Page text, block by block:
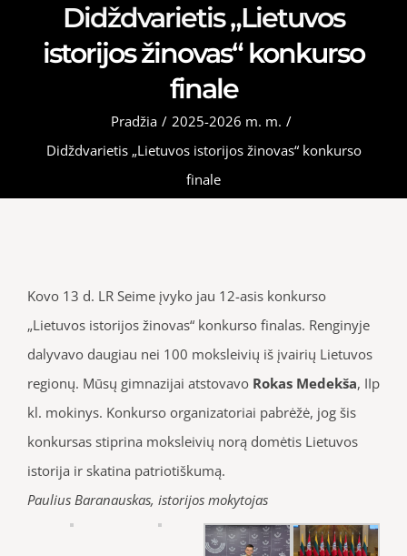
Didždvarietis „Lietuvos
istorijos žinovas“ konkurso
finale
Pradžia / 2025-2026 m. m. /
Didždvarietis „Lietuvos istorijos žinovas“ konkurso
finale
Kovo 13 d. LR Seime įvyko jau 12-asis konkurso
„Lietuvos istorijos žinovas“ konkurso finalas. Renginyje
dalyvavo daugiau nei 100 moksleivių iš įvairių Lietuvos
regionų. Mūsų gimnazijai atstovavo Rokas Medekša, IIp
kl. mokinys. Konkurso organizatoriai pabrėžė, jog šis
konkursas stiprina moksleivių norą domėtis Lietuvos
istorija ir skatina patriotiškumą.
Paulius Baranauskas, istorijos mokytojas